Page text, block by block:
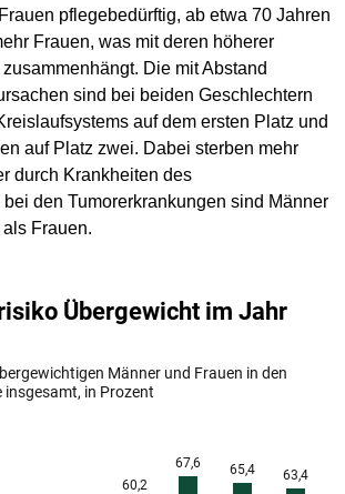
pflegebedürftig, ab etwa 70 Jahren
Frauen, was mit deren höherer
Die mit Abstand
sind bei beiden Geschlechtern
auf dem ersten Platz und
auf Platz zwei. Dabei sterben mehr
durch Krankheiten des
den Tumorerkrankungen sind Männer
Frauen.